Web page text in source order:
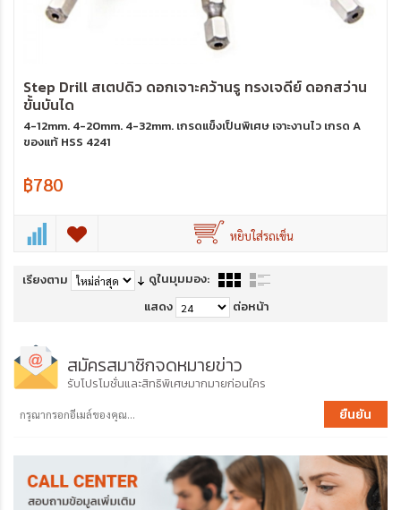
Step Drill สเตปดิว ดอกเจาะคว้านรู ทรงเจดีย์ ดอกสว่าน
ขั้นบันได
4-12mm. 4-20mm. 4-32mm. เกรดแข็งเป็นพิเศษ เจาะงานไว เกรด A
ของแท้ HSS 4241
฿780
หยิบใส่รถเข็น
เรียงตาม
ดูในมุมมอง:
แสดง
ต่อหน้า
สมัครสมาชิกจดหมายข่าว
รับโปรโมชั่นและสิทธิพิเศษมากมายก่อนใคร
ยืนยัน